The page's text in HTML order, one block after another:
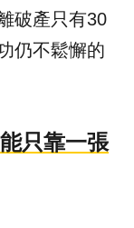
破產只有30
仍不鬆懈的
只靠一張